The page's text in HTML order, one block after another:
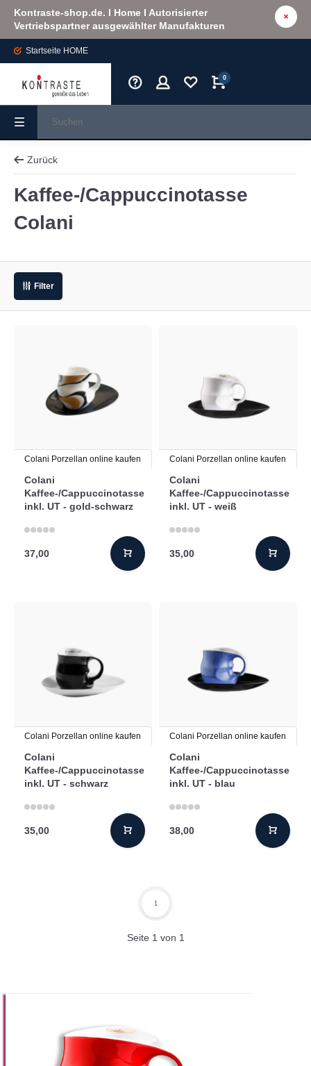
Kontraste-shop.de. I Home I Autorisierter
Vertriebspartner ausgewählter Manufakturen
Startseite HOME
0
Zurück
Kaffee-/Cappuccinotasse
Colani
Filter
Colani Porzellan online kaufen
Colani
Kaffee-/Cappuccinotasse
inkl. UT - gold-schwarz
37,00
Colani Porzellan online kaufen
Colani
Kaffee-/Cappuccinotasse
inkl. UT - weiß
35,00
Colani Porzellan online kaufen
Colani
Kaffee-/Cappuccinotasse
inkl. UT - schwarz
35,00
Colani Porzellan online kaufen
Colani
Kaffee-/Cappuccinotasse
inkl. UT - blau
38,00
Seite 1 von 1
1